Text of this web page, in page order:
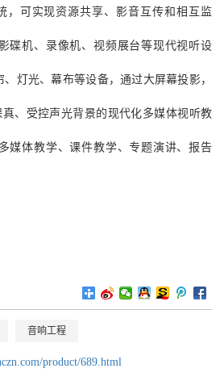
，可实现资源共享、影音互传和相互监
碟机、录像机、视频展台等现代视听设
灯光、幕布等设备，通过大屏幕投影，
、受控声光背景的现代化多媒体视听教
媒体教学、课件教学、专题演讲、报告
音响工程
product/689.html